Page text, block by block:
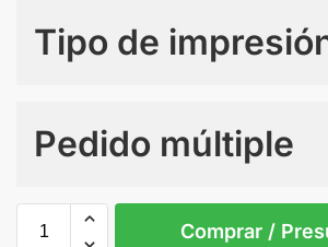
Tipo de
Pedido múltiple
Comprar /